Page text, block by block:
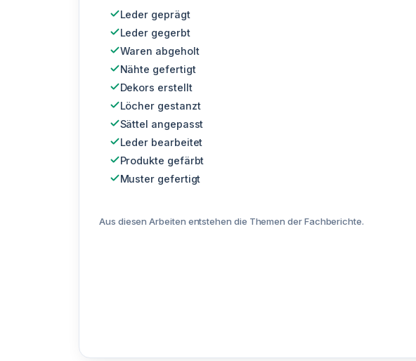
Leder geprägt
Leder gegerbt
Waren abgeholt
Nähte gefertigt
Dekors erstellt
Löcher gestanzt
Sättel angepasst
Leder bearbeitet
Produkte gefärbt
Muster gefertigt
Aus diesen Arbeiten entstehen die Themen der Fachberichte.